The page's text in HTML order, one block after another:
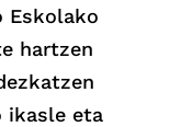
Eskolako
hartzen
ikasle eta